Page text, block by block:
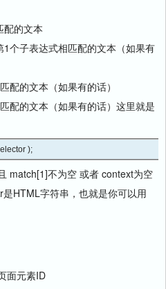
配的文本
个子表达式相匹配的文本（如果有
配的文本（如果有的话）
配的文本（如果有的话）这里就是
match[1]不为空 或者 context为空
HTML字符串，也就是你可以用
面元素ID